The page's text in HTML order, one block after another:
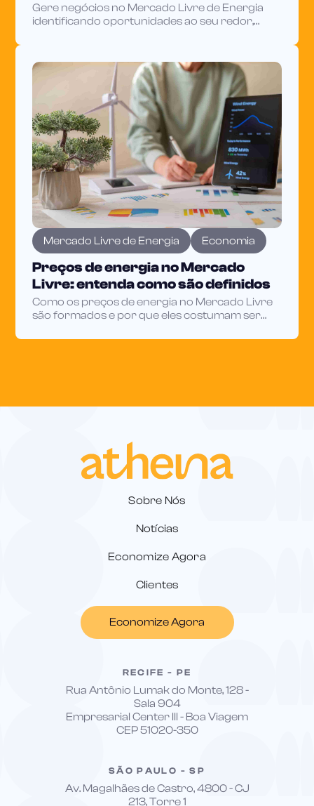
Gere negócios no Mercado Livre de Energia
identificando oportunidades ao seu redor,
Mercado Livre de Energia Economia
Preços de energia no Mercado
Livre: entenda como são definidos
Como os preços de energia no Mercado Livre
são formados e por que eles costumam ser
regulado.
Sobre Nós
Notícias
Economize Agora
Clientes
Economize Agora
RECIFE - PE
Rua Antônio Lumak do Monte, 128 -
Sala 904
Empresarial Center III - Boa Viagem
CEP 51020-350
SÃO PAULO - SP
Av. Magalhães de Castro, 4800 - CJ
213, Torre 1